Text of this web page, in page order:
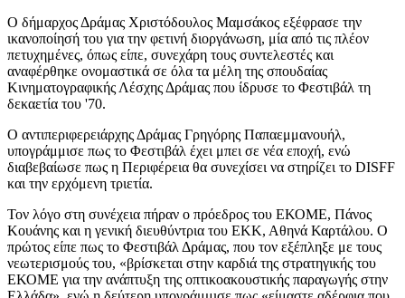
Ο δήμαρχος Δράμας Χριστόδουλος Μαμσάκος εξέφρασε την
ικανοποίησή του για την φετινή διοργάνωση, μία από τις πλέον
πετυχημένες, όπως είπε, συνεχάρη τους συντελεστές και
αναφέρθηκε ονομαστικά σε όλα τα μέλη της σπουδαίας
Κινηματογραφικής Λέσχης Δράμας που ίδρυσε το Φεστιβάλ τη
δεκαετία του '70.
Ο αντιπεριφερειάρχης Δράμας Γρηγόρης Παπαεμμανουήλ,
υπογράμμισε πως το Φεστιβάλ έχει μπει σε νέα εποχή, ενώ
διαβεβαίωσε πως η Περιφέρεια θα συνεχίσει να στηρίζει το DISFF
και την ερχόμενη τριετία.
Τον λόγο στη συνέχεια πήραν ο πρόεδρος του ΕΚΟΜΕ, Πάνος
Κουάνης και η γενική διευθύντρια του ΕΚΚ, Αθηνά Καρτάλου. Ο
πρώτος είπε πως το Φεστιβάλ Δράμας, που τον εξέπληξε με τους
νεωτερισμούς του, «βρίσκεται στην καρδιά της στρατηγικής του
ΕΚΟΜΕ για την ανάπτυξη της οπτικοακουστικής παραγωγής στην